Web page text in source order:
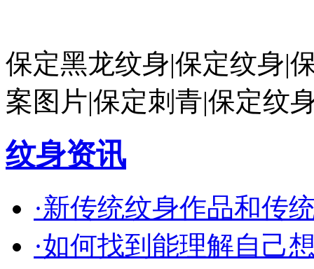
保定黑龙纹身|保定纹身|
案图片|保定刺青|保定纹
纹身资讯
·新传统纹身作品和传
·如何找到能理解自己